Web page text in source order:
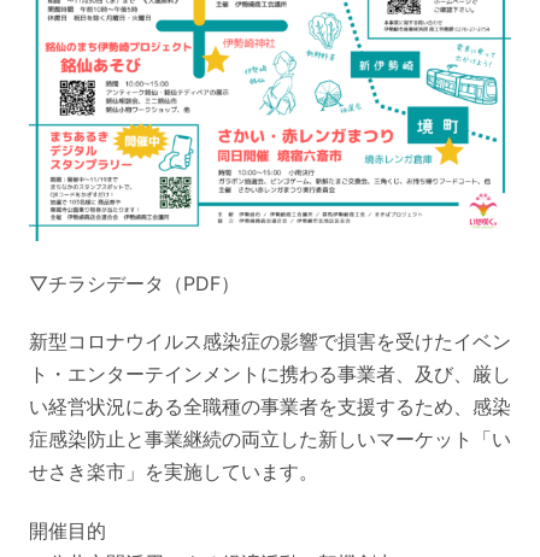
▽チラシデータ（PDF）
新型コロナウイルス感染症の影響で損害を受けたイベン
ト・エンターテインメントに携わる事業者、及び、厳し
い経営状況にある全職種の事業者を支援するため、感染
症感染防止と事業継続の両立した新しいマーケット「い
せさき楽市」を実施しています。
開催目的